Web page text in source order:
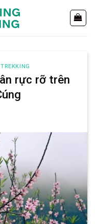
TREKKING
rực rỡ trên